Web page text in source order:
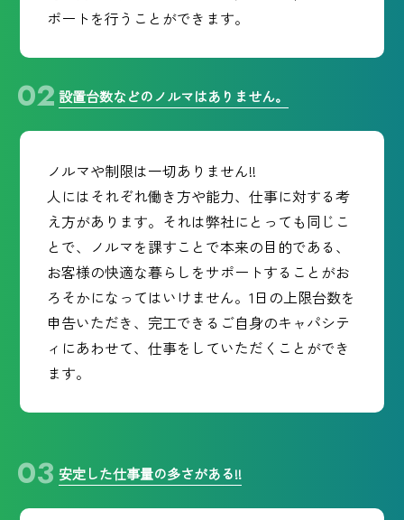
ポートを行うことができます。
設置台数などのノルマはありません。
ノルマや制限は一切ありません!!
人にはそれぞれ働き方や能力、仕事に対する考
え方があります。 それは弊社にとっても同じこ
とで、ノルマを課すことで本来の目的である、
お客様の快適な暮らしをサポートすることがお
ろそかになってはいけません。1日の上限台数を
申告いただき、完工できるご自身のキャパシテ
ィにあわせて、仕事をしていただくことができ
ます。
安定した仕事量の多さがある!!